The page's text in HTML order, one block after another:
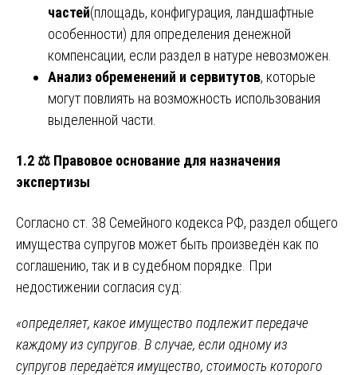
частей(площадь, конфигурация, ландшафтные
особенности) для определения денежной
компенсации, если раздел в натуре невозможен.
Анализ обременений и сервитутов, которые
могут повлиять на возможность использования
выделенной части.
1.2 ⚖️ Правовое основание для назначения
экспертизы
Согласно ст. 38 Семейного кодекса РФ, раздел общего
имущества супругов может быть произведён как по
соглашению, так и в судебном порядке. При
недостижении согласия суд:
«определяет, какое имущество подлежит передаче
каждому из супругов. В случае, если одному из
супругов передаётся имущество, стоимость которого